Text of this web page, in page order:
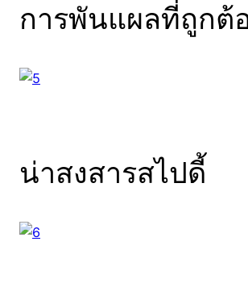
การพันแผลที่ถูกต้
น่าสงสารสไปดี้